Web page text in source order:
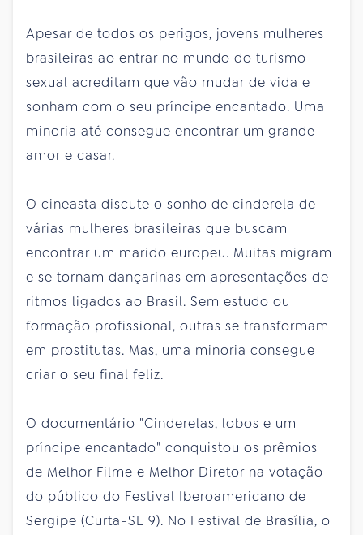
Apesar de todos os perigos, jovens mulheres
brasileiras ao entrar no mundo do turismo
sexual acreditam que vão mudar de vida e
sonham com o seu príncipe encantado. Uma
minoria até consegue encontrar um grande
amor e casar.
O cineasta discute o sonho de cinderela de
várias mulheres brasileiras que buscam
encontrar um marido europeu. Muitas migram
e se tornam dançarinas em apresentações de
ritmos ligados ao Brasil. Sem estudo ou
formação profissional, outras se transformam
em prostitutas. Mas, uma minoria consegue
criar o seu final feliz.
O documentário "Cinderelas, lobos e um
príncipe encantado" conquistou os prêmios
de Melhor Filme e Melhor Diretor na votação
do público do Festival Iberoamericano de
Sergipe (Curta-SE 9). No Festival de Brasília, o